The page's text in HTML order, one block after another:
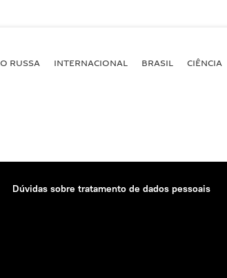
RUSSA INTERNACIONAL BRASIL CIÊNCIA
Dúvidas sobre tratamento de dados pessoais